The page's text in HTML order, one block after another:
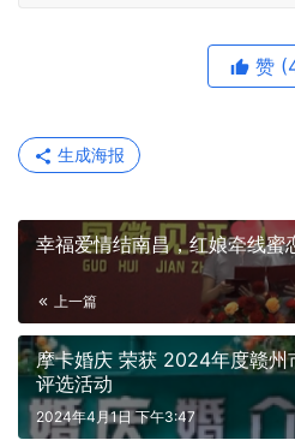
赞
生成海报
幸福爱情结南昌，红娘牵线蜜
上一篇
摩卡婚庆 荣获 2024年度赣州
评选活动
2024年4月1日 下午3:47